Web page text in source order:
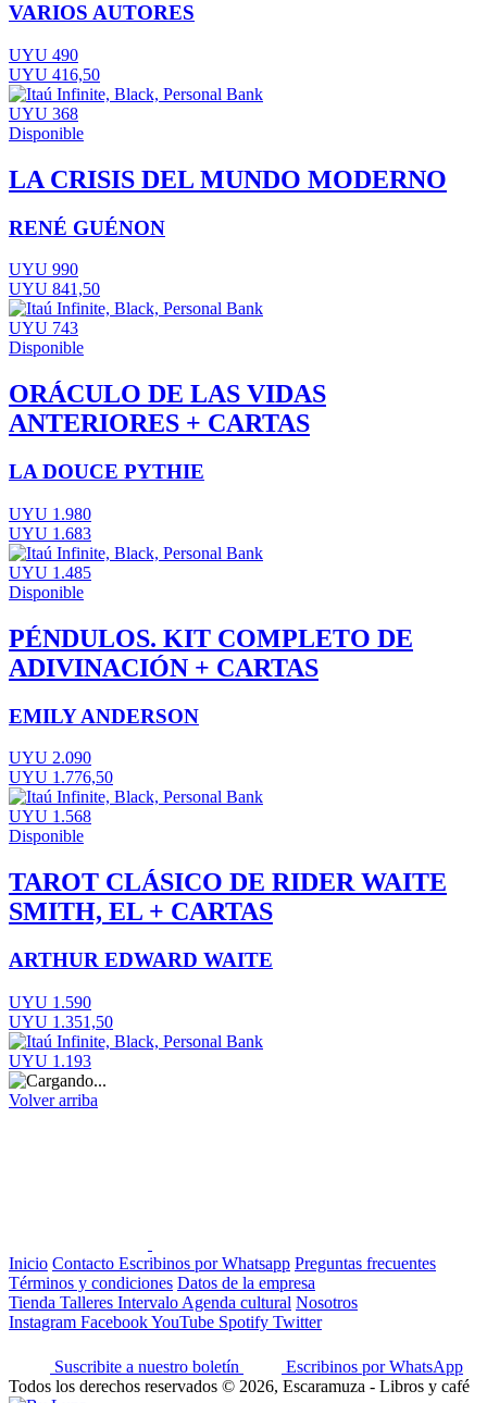
VARIOS AUTORES
UYU 490
UYU 416,50
UYU 368
Disponible
LA CRISIS DEL MUNDO MODERNO
RENÉ GUÉNON
UYU 990
UYU 841,50
UYU 743
Disponible
ORÁCULO DE LAS VIDAS
ANTERIORES + CARTAS
LA DOUCE PYTHIE
UYU 1.980
UYU 1.683
UYU 1.485
Disponible
PÉNDULOS. KIT COMPLETO DE
ADIVINACIÓN + CARTAS
EMILY ANDERSON
UYU 2.090
UYU 1.776,50
UYU 1.568
Disponible
TAROT CLÁSICO DE RIDER WAITE
SMITH, EL + CARTAS
ARTHUR EDWARD WAITE
UYU 1.590
UYU 1.351,50
UYU 1.193
Volver arriba
Inicio Contacto Escribinos por Whatsapp Preguntas frecuentes
Términos y condiciones Datos de la empresa
Tienda Talleres Intervalo Agenda cultural Nosotros
Instagram FacebookYouTube Spotify Twitter
Suscribite a nuestro boletín
Escribinos por WhatsApp
Todos los derechos reservados © 2026, Escaramuza - Libros y café